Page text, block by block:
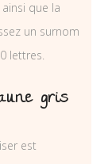
que la
un surnom
lettres.
gris
est